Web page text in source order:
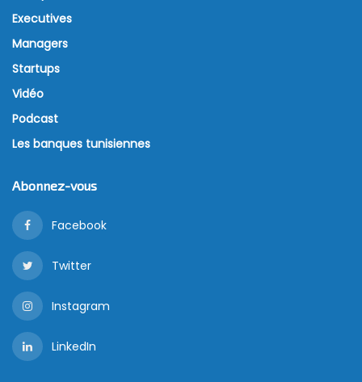
Executives
Managers
Startups
Vidéo
Podcast
Les banques tunisiennes
Abonnez-vous
Facebook
Twitter
Instagram
LinkedIn